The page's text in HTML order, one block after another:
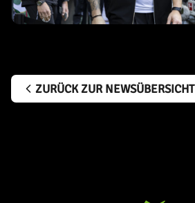
ZURÜCK ZUR NEWSÜBERSICHT